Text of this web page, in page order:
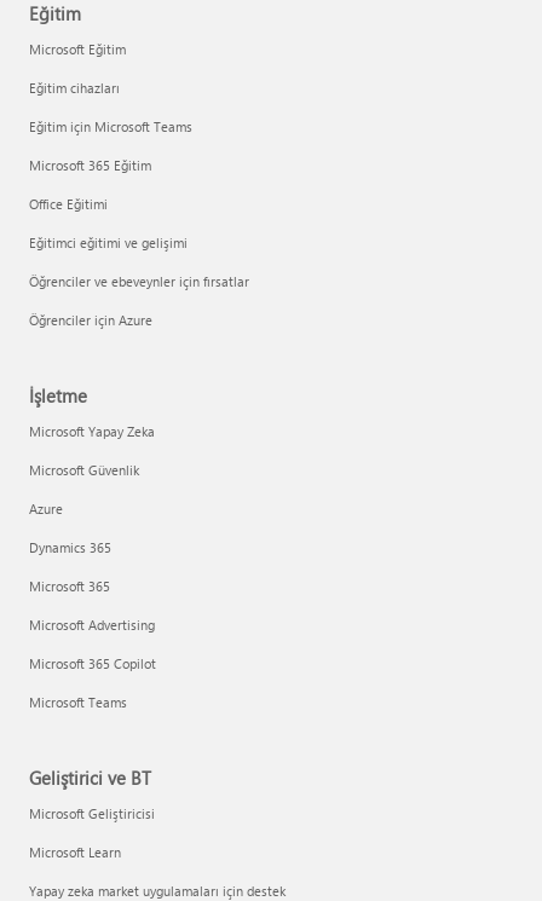
Eğitim
Microsoft Eğitim
Eğitim cihazları
Eğitim için Microsoft Teams
Microsoft 365 Eğitim
Office Eğitimi
Eğitimci eğitimi ve gelişimi
Öğrenciler ve ebeveynler için fırsatlar
Öğrenciler için Azure
İşletme
Microsoft Yapay Zeka
Microsoft Güvenlik
Azure
Dynamics 365
Microsoft 365
Microsoft Advertising
Microsoft 365 Copilot
Microsoft Teams
Geliştirici ve BT
Microsoft Geliştiricisi
Microsoft Learn
Yapay zeka market uygulamaları için destek